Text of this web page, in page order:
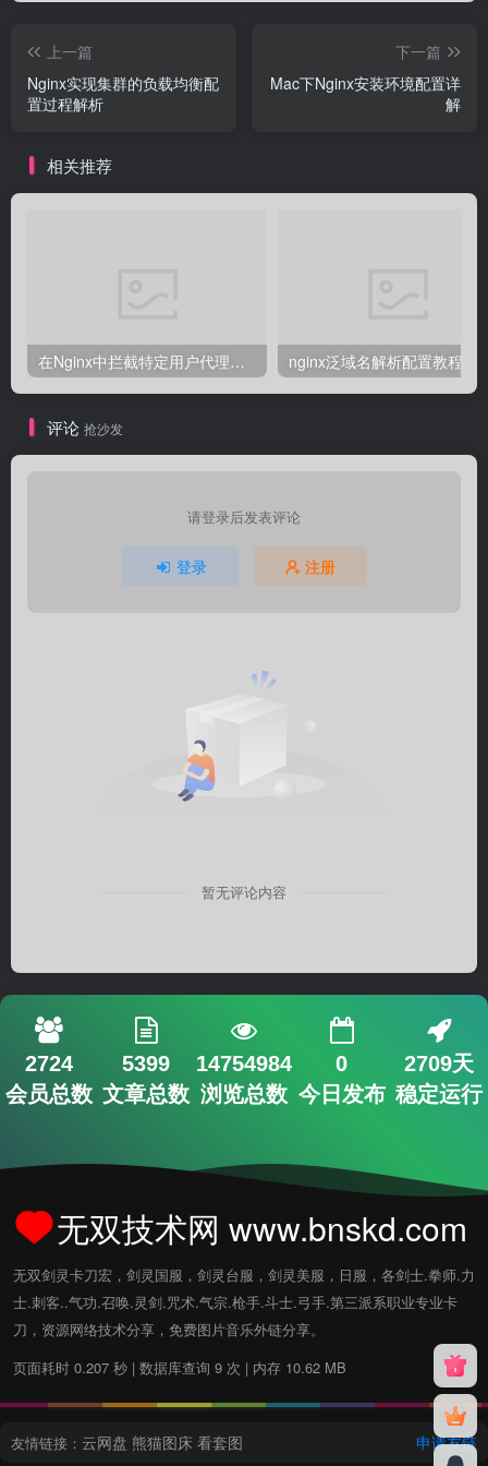
上一篇
Nginx实现集群的负载均衡配
置过程解析
下一篇
Mac下Nginx安装环境配置详
解
相关推荐
在Nginx中拦截特定用户代理的教程 nginx泛域名解析配置教程
评论 抢沙发
请登录后发表评论
登录 注册
暂无评论内容
2724
会员总数
5399
文章总数
14754984
浏览总数
0
今日发布
2709天
稳定运行
无双技术网 www.bnskd.com
无双剑灵卡刀宏，剑灵国服，剑灵台服，剑灵美服，日服，各剑士.拳师.力
士.刺客..气功.召唤.灵剑.咒术.气宗.枪手.斗士.弓手.第三派系职业专业卡
刀，资源网络技术分享，免费图片音乐外链分享。
页面耗时 0.207 秒 | 数据库查询 9 次 | 内存 10.62 MB
友情链接： 云网盘 熊猫图床 看套图 申请友链